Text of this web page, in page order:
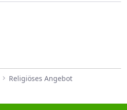
Religiöses Angebot